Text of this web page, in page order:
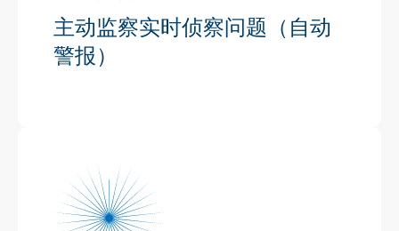
主动监察实时侦察问题（自动
警报）